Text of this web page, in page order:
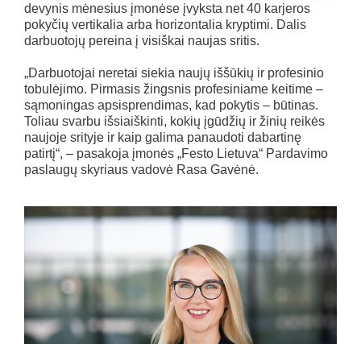
devynis mėnesius įmonėse įvyksta net 40 karjeros
pokyčių vertikalia arba horizontalia kryptimi. Dalis
darbuotojų pereina į visiškai naujas sritis.
„Darbuotojai neretai siekia naujų iššūkių ir profesinio
tobulėjimo. Pirmasis žingsnis profesiniame keitime –
sąmoningas apsisprendimas, kad pokytis – būtinas.
Toliau svarbu išsiaiškinti, kokių įgūdžių ir žinių reikės
naujoje srityje ir kaip galima panaudoti dabartinę
patirtį“, – pasakoja įmonės „Festo Lietuva“ Pardavimo
paslaugų skyriaus vadovė Rasa Gavėnė.